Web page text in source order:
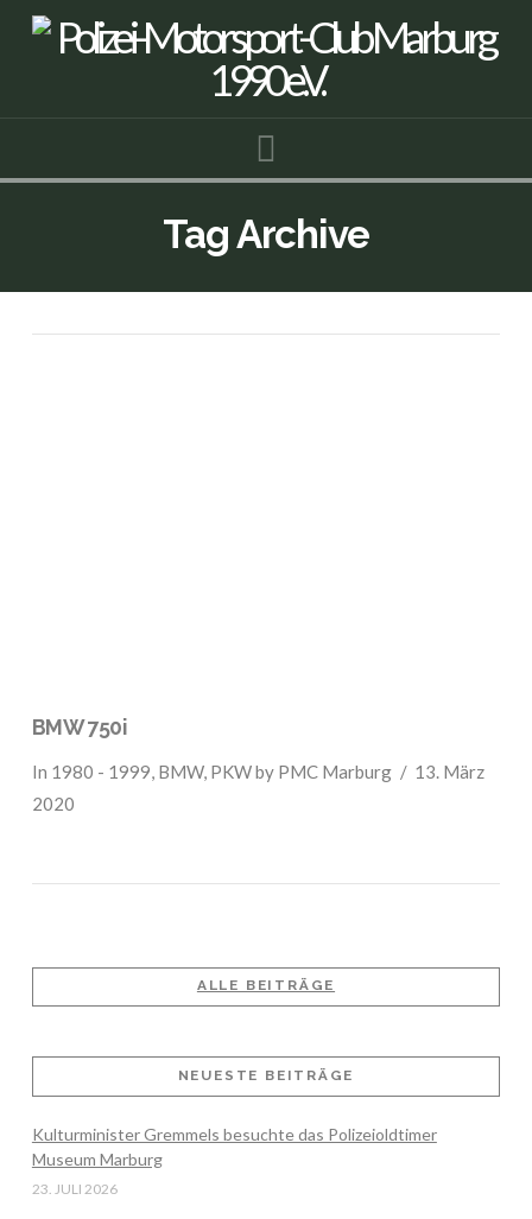
Tag Archive
VIEW POST
BMW 750i
In 1980 - 1999, BMW, PKWby PMC Marburg
13. März
2020
ALLE BEITRÄGE
NEUESTE BEITRÄGE
Kulturminister Gremmels besuchte das Polizeioldtimer
Museum Marburg
23. JULI 2026